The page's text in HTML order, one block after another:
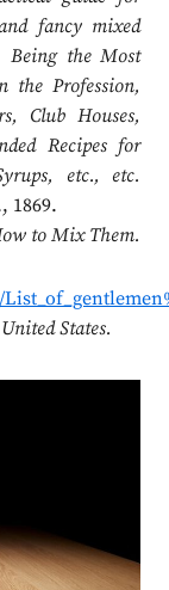
fancy mixed
Being the Most
the Profession,
Club Houses,
Recipes for
etc., etc.
1869.
to Mix Them.
States.